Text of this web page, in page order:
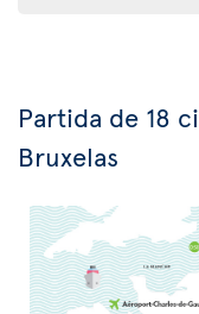
Partida de 18
Bruxelas